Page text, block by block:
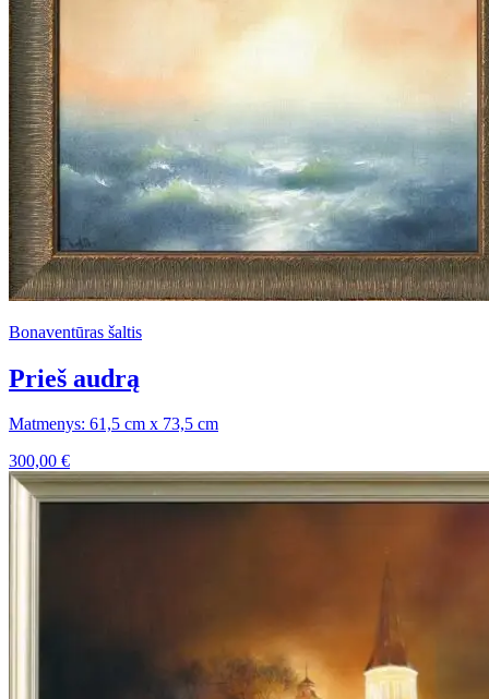
Bonaventūras šaltis
Prieš audrą
Matmenys: 61,5 cm x 73,5 cm
300,00 €